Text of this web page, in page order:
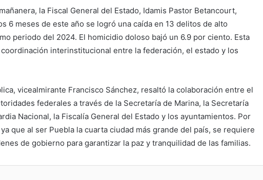
la Fiscal General del Estado, Idamis Pastor Betancourt,
6 meses de este año se logró una caída en 13 delitos de alto
periodo del 2024. El homicidio doloso bajó un 6.9 por ciento. Esta
interinstitucional entre la federación, el estado y los
vicealmirante Francisco Sánchez, resaltó la colaboración entre el
federales a través de la Secretaría de Marina, la Secretaría
Nacional, la Fiscalía General del Estado y los ayuntamientos. Por
que al ser Puebla la cuarta ciudad más grande del país, se requiere
de gobierno para garantizar la paz y tranquilidad de las familias.